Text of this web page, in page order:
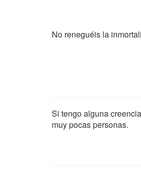
No reneguéis la
Si tengo alguna
muy pocas personas.